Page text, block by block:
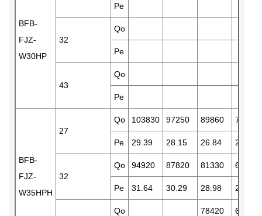
BFB-
FJZ-
W30HP
Pe
32
Qo
Pe
43
Qo
Pe
BFB-
FJZ-
W35HPH
27
Qo 103830 97250 89860 75570
Pe 29.39 28.15 26.84 25.03
32
Qo 94920 87820 81330 69220
Pe 31.64 30.29 28.98 26.19
Qo 78420 62350